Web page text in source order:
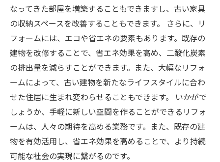
なってきた部屋を増築することもできますし、古い家具
の収納スペースを改善することもできます。 さらに、リ
フォームには、エコや省エネの要素もあります。既存の
建物を改修することで、省エネ効果を高め、二酸化炭素
の排出量を減らすことができます。また、大幅なリフォ
ームによって、古い建物を新たなライフスタイルに合わ
せた住居に生まれ変わらせることもできます。 いかがで
しょうか、手軽に新しい空間を作ることができるリフォ
ームは、人々の期待を高める業務です。また、既存の建
物を有効活用し、省エネ効果を高めることで、より持続
可能な社会の実現に繋がるのです。